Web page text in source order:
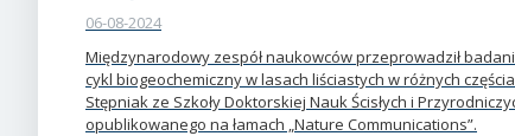
06-08-2024
Międzynarodowy zespół naukowców przeprowadził
cykl biogeochemiczny w lasach liściastych w różnych
Stępniak ze Szkoły Doktorskiej Nauk Ścisłych i
opublikowanego na łamach „Nature Communications”.